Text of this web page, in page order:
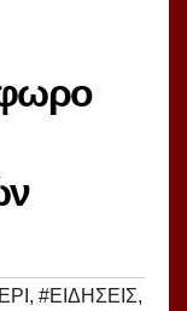
, #ΕΙΔΗΣΕΙΣ,